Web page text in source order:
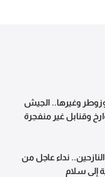
وغيرها.. الجيش
وقنابل غير منفجرة
نداء عاجل من
إلى سلام